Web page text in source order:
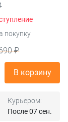
покупку
₽
В корзину
Курьером:
После 07 сен.